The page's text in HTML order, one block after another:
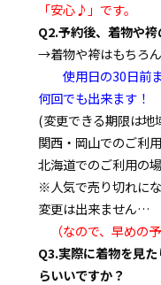
「安心♪」です。
Q2.予約後、着物や
→着物や袴はもちろ
使用日の30日前
何回でも出来ます！
(変更できる期限は地
関西・岡山でのご利
北海道でのご利用の
※人気で売り切れに
変更は出来ません…
（なので、早めの予
Q3.実際に着物を見
らいいですか？